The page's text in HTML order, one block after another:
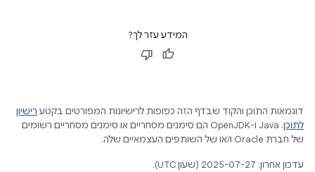
המידע עזר לך?
דוגמאות התוכן והקוד שבדף הזה כפופות לרישיונות המפורטים בקטע רישיון
לתוכן
.‏ Java ו-OpenJDK הם סימנים מסחריים או סימנים מסחריים רשומים
של חברת Oracle ו/או של השותפים העצמאיים שלה.
עדכון אחרון: 2025-07-27 (שעון UTC).